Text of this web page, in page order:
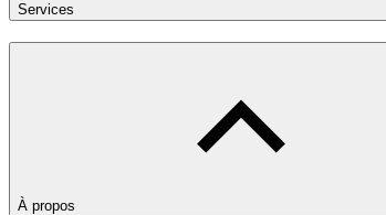
Services
À propos